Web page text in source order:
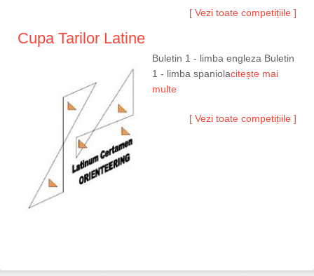
[ Vezi toate competițiile ]
Cupa Tarilor Latine
Buletin 1 - limba engleza Buletin
1 - limba spaniolacitește mai
multe
[ Vezi toate competițiile ]